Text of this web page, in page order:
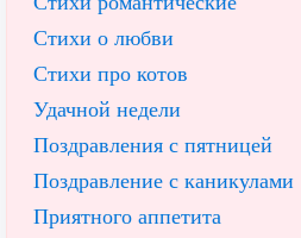
Стихи о любви
Стихи про котов
Удачной недели
Поздравления с пятницей
Поздравление с каникулами
Приятного аппетита